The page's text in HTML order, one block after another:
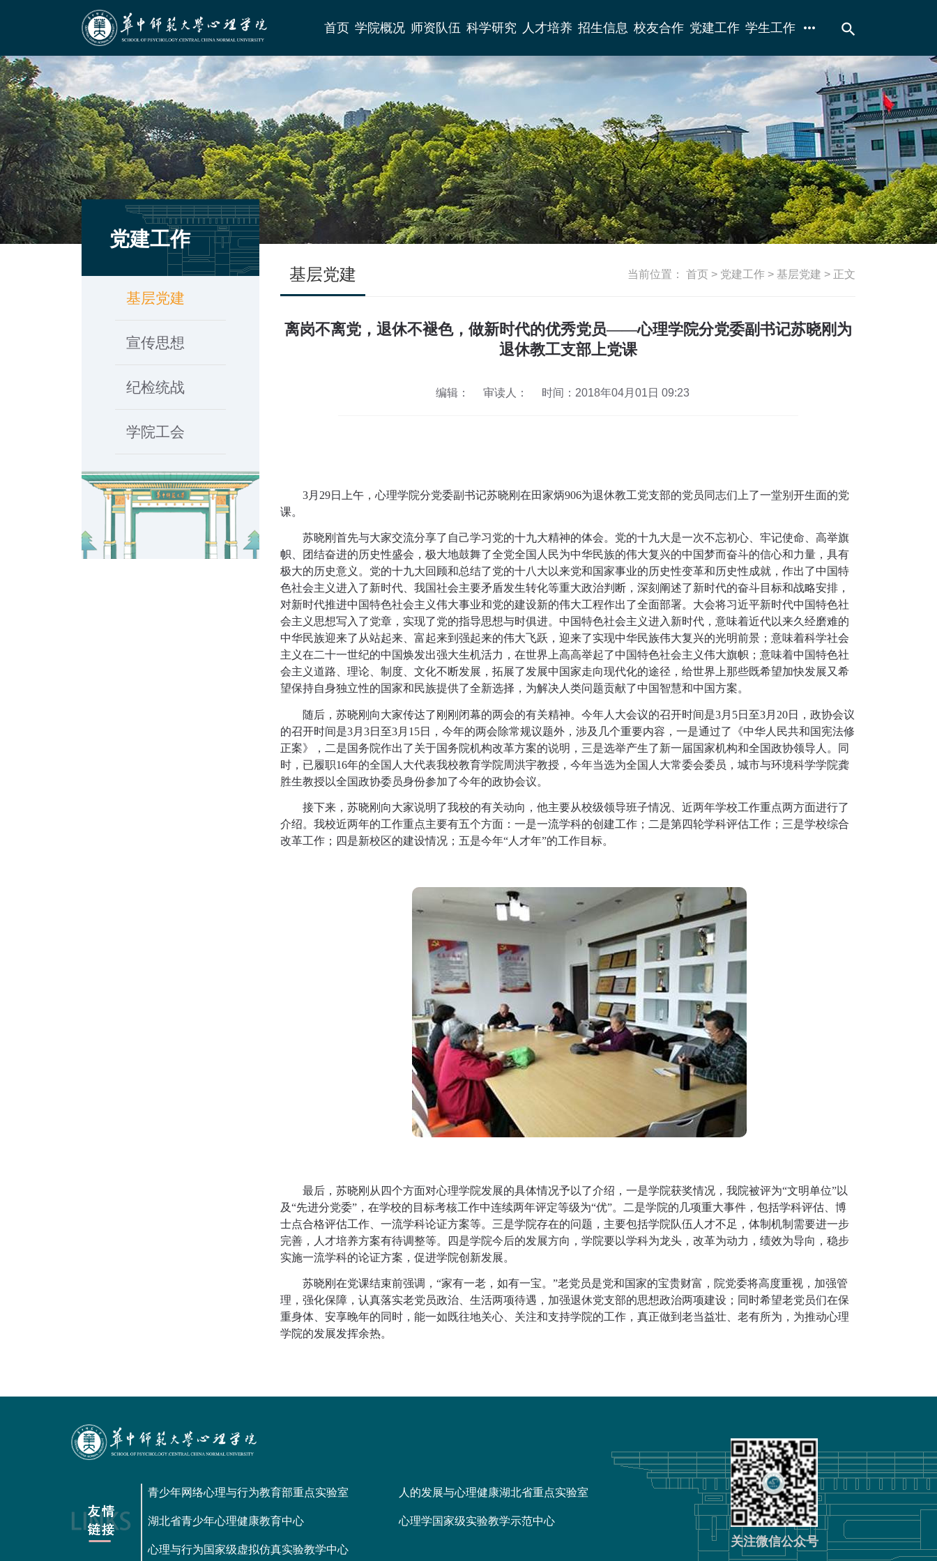
首页 学院概况 师资队伍 科学研究 人才培养 招生信息 校友合作 党建工作 学生工作 more_horiz search
党建工作
基层党建
宣传思想
纪检统战
学院工会
基层党建 当前位置： 首页 > 党建工作 > 基层党建 > 正文
离岗不离党，退休不褪色，做新时代的优秀党员——心理学院分党委副书记苏晓刚为
退休教工支部上党课
编辑： 审读人： 时间：2018年04月01日 09:23
3月 29日上午，心理学院分党委副书记苏晓刚在田家炳906为退休教工党支部的党员同志们上了一堂别开生面的党
课。
苏晓刚首先与大家交流分享了自己学习党的十九大精神的体会。党的十九大是一次不忘初心、牢记使命、高举旗
帜、团结奋进的历史性盛会，极大地鼓舞了全党全国人民为中华民族的伟大复兴的中国梦而奋斗的信心和力量，具有
极大的历史意义。党的十九大回顾和总结了党的十八大以来党和国家事业的历史性变革和历史性成就，作出了中国特
色社会主义进入了新时代、我国社会主要矛盾发生转化等重大政治判断，深刻阐述了新时代的奋斗目标和战略安排，
对新时代推进中国特色社会主义伟大事业和党的建设新的伟大工程作出了全面部署。大会将习近平新时代中国特色社
会主义思想写入了党章，实现了党的指导思想与时俱进。中国特色社会主义进入新时代，意味着近代以来久经磨难的
中华民族迎来了从站起来、富起来到强起来的伟大飞跃，迎来了实现中华民族伟大复兴的光明前景；意味着科学社会
主义在二十一世纪的中国焕发出强大生机活力，在世界上高高举起了中国特色社会主义伟大旗帜；意味着中国特色社
会主义道路、理论、制度、文化不断发展，拓展了发展中国家走向现代化的途径，给世界上那些既希望加快发展又希
望保持自身独立性的国家和民族提供了全新选择，为解决人类问题贡献了中国智慧和中国方案。
随后，苏晓刚向大家传达了刚刚闭幕的两会的有关精神。今年人大会议的召开时间是3月 5日至3月 20日，政协会议
的召开时间是3月 3日至3月 15日，今年的两会除常规议题外，涉及几个重要内容，一是通过了《中华人民共和国宪法修
正案》，二是国务院作出了关于国务院机构改革方案的说明，三是选举产生了新一届国家机构和全国政协领导人。同
时，已履职16年的全国人大代表我校教育学院周洪宇教授，今年当选为全国人大常委会委员，城市与环境科学学院龚
胜生教授以全国政协委员身份参加了今年的政协会议。
接下来，苏晓刚向大家说明了我校的有关动向，他主要从校级领导班子情况、近两年学校工作重点两方面进行了
介绍。我校近两年的工作重点主要有五个方面：一是一流学科的创建工作；二是第四轮学科评估工作；三是学校综合
改革工作；四是新校区的建设情况；五是今年“人才年”的工作目标。
最后，苏晓刚从四个方面对心理学院发展的具体情况予以了介绍，一是学院获奖情况，我院被评为“文明单位”以
及“先进分党委”，在学校的目标考核工作中连续两年评定等级为“优”。二是学院的几项重大事件，包括学科评估、博
士点合格评估工作、一流学科论证方案等。三是学院存在的问题，主要包括学院队伍人才不足，体制机制需要进一步
完善，人才培养方案有待调整等。四是学院今后的发展方向，学院要以学科为龙头，改革为动力，绩效为导向，稳步
实施一流学科的论证方案，促进学院创新发展。
苏晓刚在党课结束前强调，“家有一老，如有一宝。”老党员是党和国家的宝贵财富，院党委将高度重视，加强管
理，强化保障，认真落实老党员政治、生活两项待遇，加强退休党支部的思想政治两项建设；同时希望老党员们在保
重身体、安享晚年的同时，能一如既往地关心、关注和支持学院的工作，真正做到老当益壮、老有所为，为推动心理
学院的发展发挥余热。
青少年网络心理与行为教育部重点实验室 人的发展与心理健康湖北省重点实验室
湖北省青少年心理健康教育中心 心理学国家级实验教学示范中心
心理与行为国家级虚拟仿真实验教学中心
关注微信公众号